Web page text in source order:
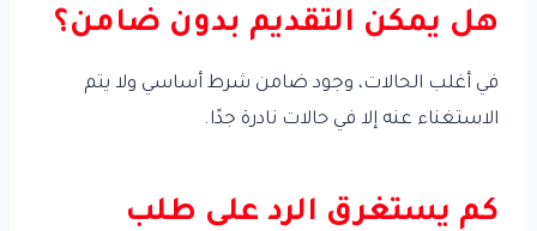
هل يمكن التقديم بدون ضامن؟
في أغلب الحالات، وجود ضامن شرط أساسي ولا يتم
الاستغناء عنه إلا في حالات نادرة جدًا.
كم يستغرق الرد على طلب